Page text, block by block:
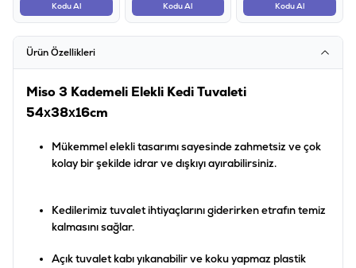
Kodu Al
Kodu Al
Kodu Al
Ürün Özellikleri
Miso 3 Kademeli Elekli Kedi Tuvaleti
54x38x16cm
Mükemmel elekli tasarımı sayesinde zahmetsiz ve çok
kolay bir şekilde idrar ve dışkıyı ayırabilirsiniz.
Kedilerimiz tuvalet ihtiyaçlarını giderirken etrafın temiz
kalmasını sağlar.
Açık tuvalet kabı yıkanabilir ve koku yapmaz plastik